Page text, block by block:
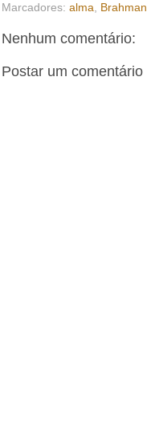
Marcadores: alma Brahman
Nenhum comentário:
Postar um comentário